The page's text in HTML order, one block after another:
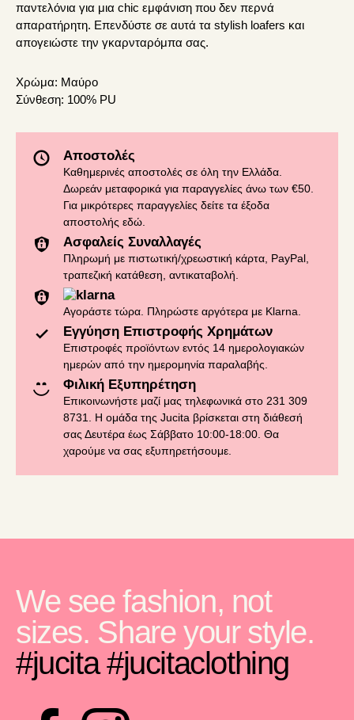
παντελόνια για μια chic εμφάνιση που δεν περνά
απαρατήρητη. Επενδύστε σε αυτά τα stylish loafers και
απογειώστε την γκαρνταρόμπα σας.
Χρώμα: Μαύρο
Σύνθεση: 100% PU
Αποστολές
Καθημερινές αποστολές σε όλη την Ελλάδα.
Δωρεάν μεταφορικά για παραγγελίες άνω των €50.
Για μικρότερες παραγγελίες δείτε τα έξοδα
αποστολής εδώ
Ασφαλείς Συναλλαγές
Πληρωμή με πιστωτική/χρεωστική κάρτα, PayPal,
τραπεζική κατάθεση, αντικαταβολή.
Αγοράστε τώρα. Πληρώστε αργότερα με Klarna.
Εγγύηση Επιστροφής Χρημάτων
Επιστροφές προϊόντων εντός 14 ημερολογιακών
ημερών από την ημερομηνία παραλαβής.
Φιλική Εξυπηρέτηση
Επικοινωνήστε μαζί μας τηλεφωνικά στο 231 309
8731. Η ομάδα της Jucita βρίσκεται στη διάθεσή
σας Δευτέρα έως Σάββατο 10:00-18:00. Θα
χαρούμε να σας εξυπηρετήσουμε.
We see fashion, not
sizes. Share your style.
#jucita #jucitaclothing